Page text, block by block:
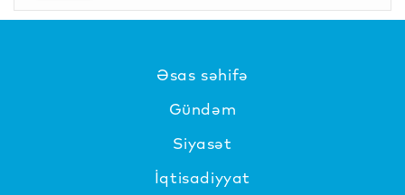
Əsas səhifə
Gündəm
Siyasət
İqtisadiyyat